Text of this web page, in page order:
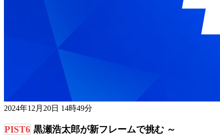
2024年12月20日 14時49分
黒瀬浩太郎が新フレームで挑む ～